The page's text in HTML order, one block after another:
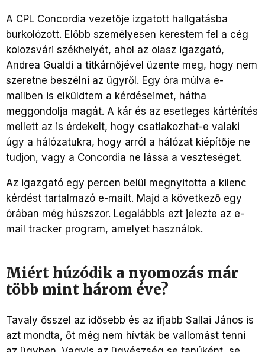
A CPL Concordia vezetője izgatott hallgatásba
burkolózott. Előbb személyesen kerestem fel a cég
kolozsvári székhelyét, ahol az olasz igazgató,
Andrea Gualdi a titkárnőjével üzente meg, hogy nem
szeretne beszélni az ügyről. Egy óra múlva e-
mailben is elküldtem a kérdéseimet, hátha
meggondolja magát. A kár és az esetleges kártérítés
mellett az is érdekelt, hogy csatlakozhat-e valaki
úgy a hálózatukra, hogy arról a hálózat kiépítője ne
tudjon, vagy a Concordia ne lássa a veszteséget.
Az igazgató egy percen belül megnyitotta a kilenc
kérdést tartalmazó e-mailt. Majd a következő egy
órában még húszszor. Legalábbis ezt jelezte az e-
mail tracker program, amelyet használok.
Miért húzódik a nyomozás már
több mint három éve?
Tavaly ősszel az idősebb és az ifjabb Sallai János is
azt mondta, őt még nem hívták be vallomást tenni